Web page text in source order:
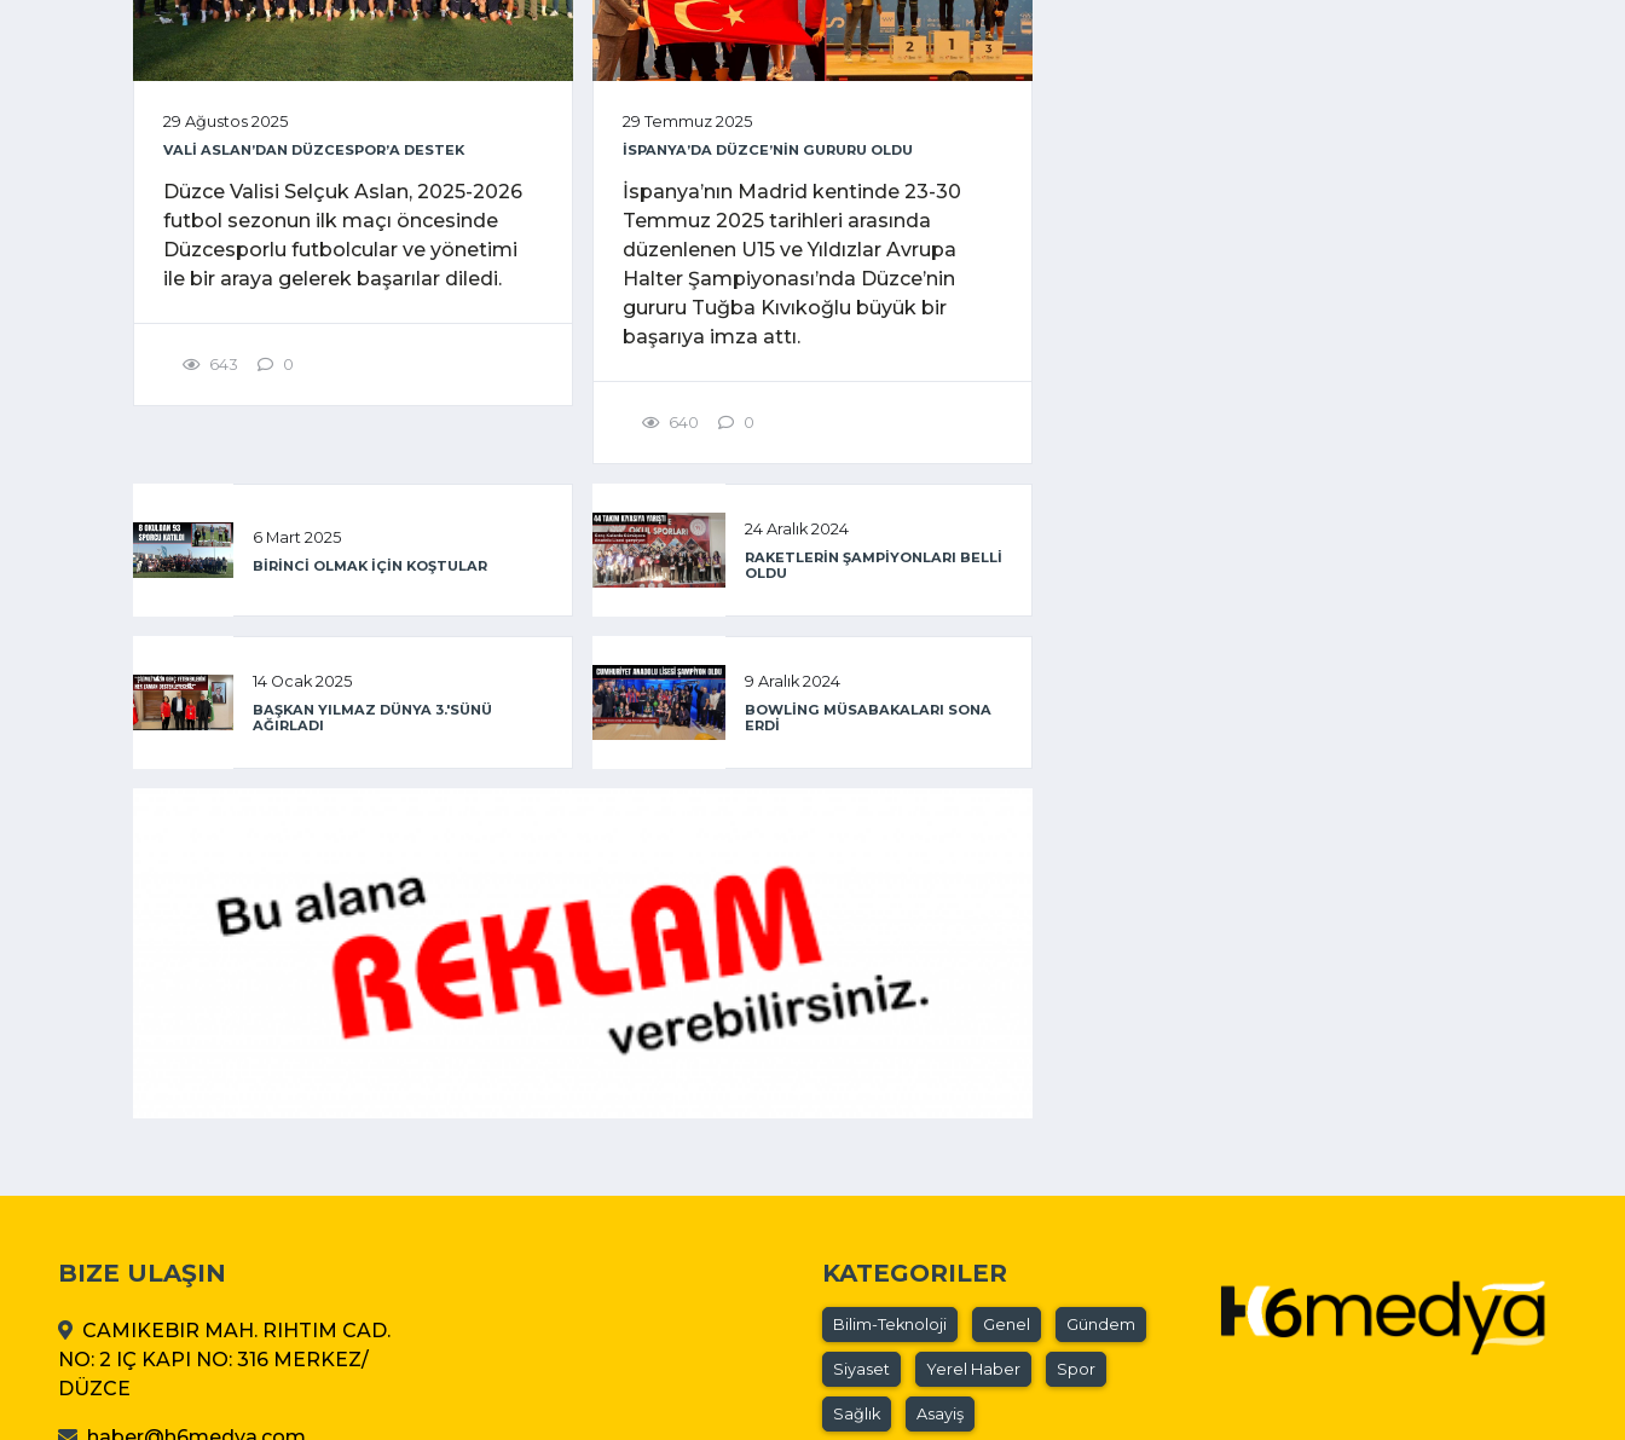
29 Ağustos 2025
VALİ ASLAN’DAN DÜZCESPOR’A DESTEK
Düzce Valisi Selçuk Aslan, 2025-2026
futbol sezonun ilk maçı öncesinde
Düzcesporlu futbolcular ve yönetimi
ile bir araya gelerek başarılar diledi.
643 0
29 Temmuz 2025
İSPANYA’DA DÜZCE’NİN GURURU OLDU
İspanya’nın Madrid kentinde 23-30
Temmuz 2025 tarihleri arasında
düzenlenen U15 ve Yıldızlar Avrupa
Halter Şampiyonası’nda Düzce’nin
gururu Tuğba Kıvıkoğlu büyük bir
başarıya imza attı.
640 0
6 Mart 2025
BİRİNCİ OLMAK İÇİN KOŞTULAR
14 Ocak 2025
BAŞKAN YILMAZ DÜNYA 3.'SÜNÜ
AĞIRLADI
24 Aralık 2024
RAKETLERİN ŞAMPİYONLARI BELLİ
OLDU
9 Aralık 2024
BOWLİNG MÜSABAKALARI SONA
ERDİ
BIZE ULAŞIN
CAMIKEBIR MAH. RIHTIM CAD.
NO: 2 IÇ KAPI NO: 316 MERKEZ/
DÜZCE
KATEGORILER
Bilim-Teknoloji Genel Gündem
Siyaset Yerel Haber Spor
Sağlık Asayiş